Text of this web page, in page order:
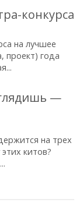
конкурса
на лучшее
проект) года
—
на трех
китов?